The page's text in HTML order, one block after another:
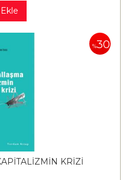
%30
KRİZİ